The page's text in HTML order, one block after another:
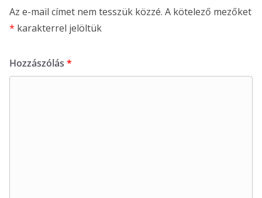
Az e-mail címet nem tesszük közzé. A kötelező mezőket
* karakterrel jelöltük
Hozzászólás *